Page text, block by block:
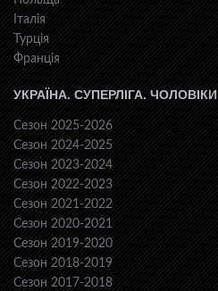
Італія
Турція
Франція
УКРАЇНА. СУПЕРЛІГА. ЧОЛОВІКИ
Сезон 2025-2026
Сезон 2024-2025
Сезон 2023-2024
Сезон 2022-2023
Сезон 2021-2022
Сезон 2020-2021
Сезон 2019-2020
Сезон 2018-2019
Сезон 2017-2018